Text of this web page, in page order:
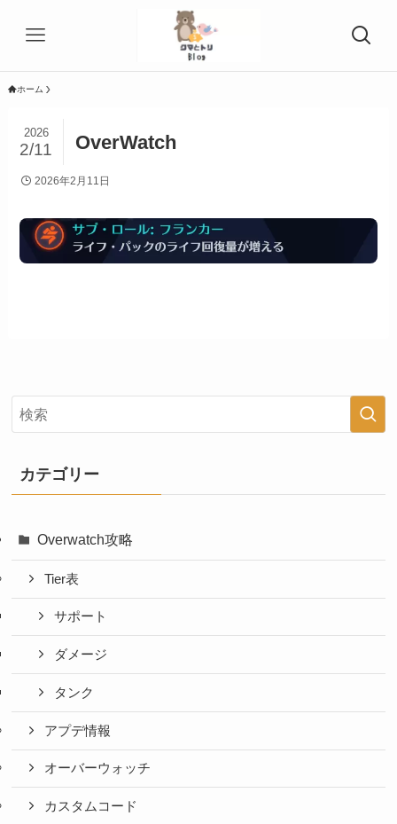
ホーム
OverWatch
2026
2/11
2026年2月11日
カテゴリー
Overwatch攻略
Tier表
サポート
ダメージ
タンク
アプデ情報
オーバーウォッチ
カスタムコード